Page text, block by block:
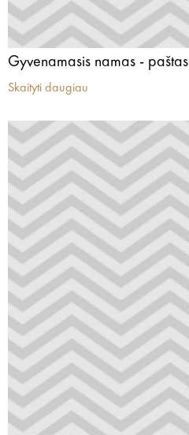
Gyvenamasis namas - paštas
Skaityti daugiau